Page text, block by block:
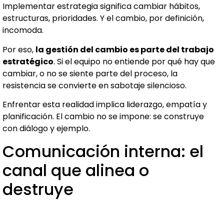
Implementar estrategia significa cambiar hábitos,
estructuras, prioridades. Y el cambio, por definición,
incomoda.
Por eso, la gestión del cambio es parte del trabajo
estratégico. Si el equipo no entiende por qué hay que
cambiar, o no se siente parte del proceso, la
resistencia se convierte en sabotaje silencioso.
Enfrentar esta realidad implica liderazgo, empatía y
planificación. El cambio no se impone: se construye
con diálogo y ejemplo.
Comunicación interna: el
canal que alinea o
destruye